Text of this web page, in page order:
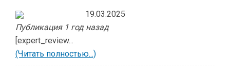
19.03.2025
Публикация 1 год назад
[expert_review...
(Читать полностью...)